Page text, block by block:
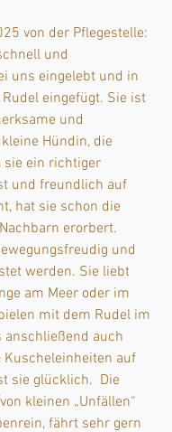
von der Pflegestelle:
und
uns eingelebt und in
eingefügt. Sie ist
und
Hündin, die
sie ein richtiger
und freundlich auf
hat sie schon die
erorbert.
und
werden. Sie liebt
am Meer oder im
mit dem Rudel im
anschließend auch
Kuscheleinheiten auf
sie glücklich.  Die
kleinen „Unfällen“
fährt sehr gern